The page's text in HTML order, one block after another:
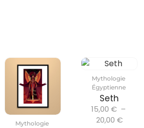
Mythologie
Mythologie
Égyptienne
Seth
15,00 € –
20,00 €